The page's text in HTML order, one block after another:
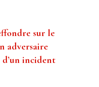
sur le
adversaire
incident